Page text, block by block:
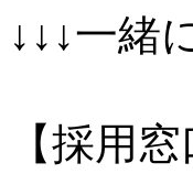
↓↓↓一緒
【採用窓